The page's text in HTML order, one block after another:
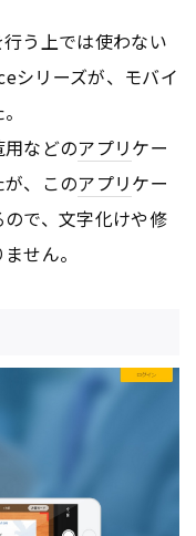
行う上では使わない
シリーズが、モバイ
などのアプリケー
、このアプリケー
で、文字化けや修
せん。